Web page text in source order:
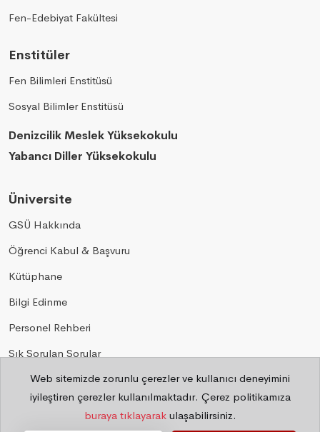
Fen-Edebiyat Fakültesi
Enstitüler
Fen Bilimleri Enstitüsü
Sosyal Bilimler Enstitüsü
Denizcilik Meslek Yüksekokulu
Yabancı Diller Yüksekokulu
Üniversite
GSÜ Hakkında
Öğrenci Kabul & Başvuru
Kütüphane
Bilgi Edinme
Personel Rehberi
Sık Sorulan Sorular
Gizlilik
©2026 Bilgi İşlem Daire Başkanlığı
Web sitemizde zorunlu çerezler ve kullanıcı deneyimini
iyileştiren çerezler kullanılmaktadır. Çerez politikamıza
buraya tıklayarakulaşabilirsiniz.